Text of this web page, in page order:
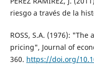
riesgo a través de la
ROSS, S.A. (1976):
pricing", Journal of
360. https://doi.org/